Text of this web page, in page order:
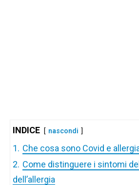
INDICE nascondi
1. Che cosa sono Covid e
2. Come distinguere i sintomi
dell’allergia